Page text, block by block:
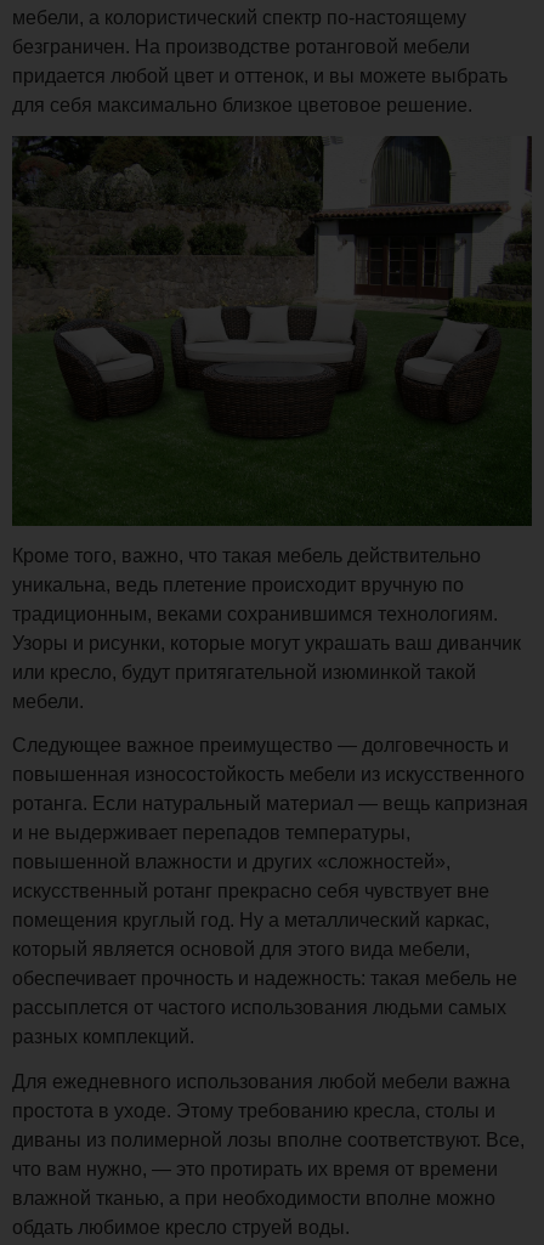
мебели, а колористический спектр по-настоящему
безграничен. На производстве ротанговой мебели
придается любой цвет и оттенок, и вы можете выбрать
для себя максимально близкое цветовое решение.
Кроме того, важно, что такая мебель действительно
уникальна, ведь плетение происходит вручную по
традиционным, веками сохранившимся технологиям.
Узоры и рисунки, которые могут украшать ваш диванчик
или кресло, будут притягательной изюминкой такой
мебели.
Следующее важное преимущество — долговечность и
повышенная износостойкость мебели из искусственного
ротанга. Если натуральный материал — вещь капризная
и не выдерживает перепадов температуры,
повышенной влажности и других «сложностей»,
искусственный ротанг прекрасно себя чувствует вне
помещения круглый год. Ну а металлический каркас,
который является основой для этого вида мебели,
обеспечивает прочность и надежность: такая мебель не
рассыплется от частого использования людьми самых
разных комплекций.
Для ежедневного использования любой мебели важна
простота в уходе. Этому требованию кресла, столы и
диваны из полимерной лозы вполне соответствуют. Все,
что вам нужно, — это протирать их время от времени
влажной тканью, а при необходимости вполне можно
обдать любимое кресло струей воды.